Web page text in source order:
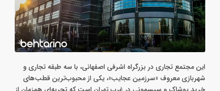
این مجتمع تجاری در بزرگراه اشرفی اصفهانی، با سه طبقه تجاری و
شهربازی معروف «سرزمین عجایب»، یکی از محبوب‌ترین قطب‌های